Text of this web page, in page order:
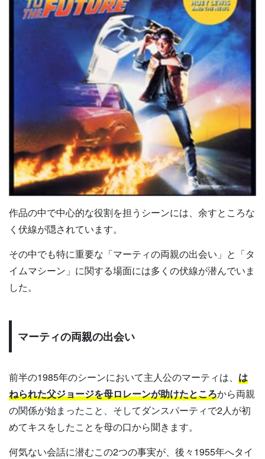
作品の中で中心的な役割を担うシーンには、余すところな
く伏線が隠されています。
その中でも特に重要な「マーティの両親の出会い」と「タ
イムマシーン」に関する場面には多くの伏線が潜んでいま
した。
マーティの両親の出会い
前半の1985年のシーンにおいて主人公のマーティは、 は
ねられた父ジョージを母ロレーンが助けたところから両親
の関係が始まったこと、そしてダンスパーティで2人が初
めてキスをしたことを母の口から聞きます。
何気ない会話に潜むこの2つの事実が、後々1955年へタイ